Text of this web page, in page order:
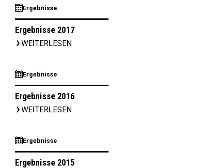
⊞Ergebnisse
Ergebnisse 2017
▹ WEITERLESEN
⊞Ergebnisse
Ergebnisse 2016
▹ WEITERLESEN
⊞Ergebnisse
Ergebnisse 2015